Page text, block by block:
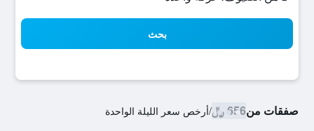
بحث
صفقات من656 ﷼ /أرخص سعر الليلة الواحدة